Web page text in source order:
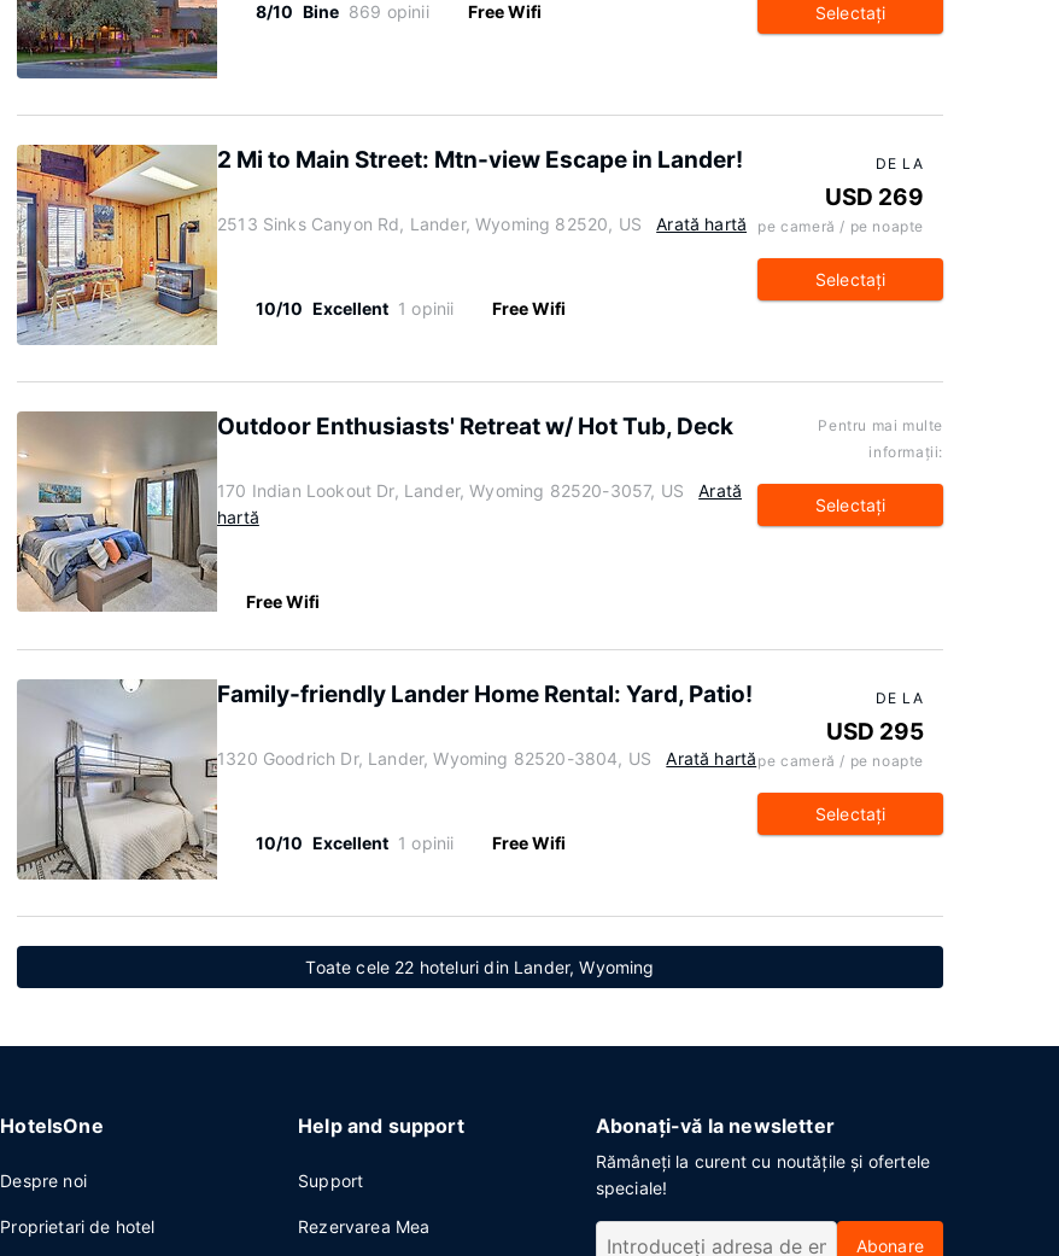
8/10 Bine 869 opinii Free Wifi Selectaţi
2 Mi to Main Street: Mtn-view Escape in Lander!
2513 Sinks Canyon Rd, Lander, Wyoming 82520, US Arată hartă
10/10 Excellent 1 opinii Free Wifi
DE LA
USD 269
pe cameră / pe noapte
Selectaţi
Outdoor Enthusiasts' Retreat w/ Hot Tub, Deck
170 Indian Lookout Dr, Lander, Wyoming 82520-3057, US
Arată
hartă
Free Wifi
Pentru mai multe
informaţii:
Selectaţi
Family-friendly Lander Home Rental: Yard, Patio!
1320 Goodrich Dr, Lander, Wyoming 82520-3804, US Arată hartă
10/10 Excellent 1 opinii Free Wifi
DE LA
USD 295
pe cameră / pe noapte
Selectaţi
Toate cele 22 hoteluri din Lander, Wyoming
HotelsOne
Despre noi
Proprietari de hotel
Help and support
Support
Rezervarea Mea
Abonați-vă la newsletter
Rămâneți la curent cu noutățile și ofertele
speciale!
Abonare